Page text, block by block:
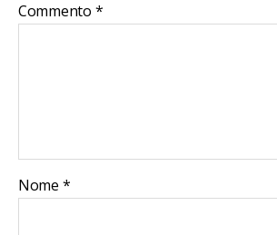
Commento *
Nome *